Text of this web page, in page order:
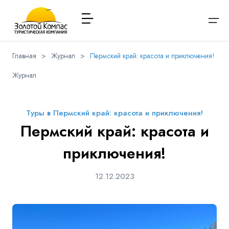
О компании
Туры и экскурсии
Контакты
Главная > Журнал > Пермский край: красота и приключения!
Журнал
Туры в Пермский край: красота и приключения!
Пермский край: красота и
приключения!
12.12.2023
Варианты заезда
Обратная связь
Я даю согласие наобработку персональных данных и
ознакомленс политикой компании в отношении
обработки персональных данных
Вконтакте Whatsapp
Телеграм